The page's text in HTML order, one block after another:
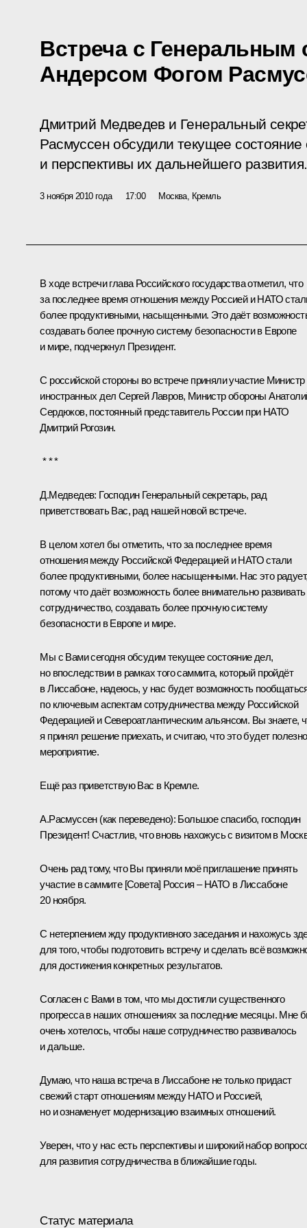
Встреча с Генеральным
Андерсом Фогом
Дмитрий Медведев и Генеральный
Расмуссен обсудили текущее
и перспективы их дальнейшего развития.
3 ноября 2010 года 17:00 Москва, Кремль
В ходе встречи глава Российского государства отметил, что
за последнее время отношения между Россией и НАТО
более продуктивными, насыщенными. Это даёт
создавать более прочную систему безопасности в Европе
и мире, подчеркнул Президент.
С российской стороны во встрече приняли участие Министр
иностранных дел Сергей Лавров, Министр обороны
Сердюков, постоянный представитель России при НАТО
Дмитрий Рогозин.
* * *
Д.Медведев: Господин Генеральный секретарь, рад
приветствовать Вас, рад нашей новой встрече.
В целом хотел бы отметить, что за последнее время
отношения между Российской Федерацией и НАТО стали
более продуктивными, более насыщенными. Нас это
потому что даёт возможность более внимательно развивать
сотрудничество, создавать более прочную систему
безопасности в Европе и мире.
Мы с Вами сегодня обсудим текущее состояние дел,
но впоследствии в рамках того саммита, который пройдёт
в Лиссабоне, надеюсь, у нас будет возможность
по ключевым аспектам сотрудничества между Российской
Федерацией и Североатлантическим альянсом. Вы знаете,
я принял решение приехать, и считаю, что это будет
мероприятие.
Ещё раз приветствую Вас в Кремле.
А.Расмуссен (как переведено): Большое спасибо, господин
Президент! Счастлив, что вновь нахожусь с визитом в
Очень рад тому, что Вы приняли моё приглашение принять
участие в саммите [Совета] Россия – НАТО в Лиссабоне
20 ноября.
С нетерпением жду продуктивного заседания и нахожусь
для того, чтобы подготовить встречу и сделать всё
для достижения конкретных результатов.
Согласен с Вами в том, что мы достигли существенного
прогресса в наших отношениях за последние месяцы. Мне
очень хотелось, чтобы наше сотрудничество развивалось
и дальше.
Думаю, что наша встреча в Лиссабоне не только придаст
свежий старт отношениям между НАТО и Россией,
но и ознаменует модернизацию взаимных отношений.
Уверен, что у нас есть перспективы и широкий набор
для развития сотрудничества в ближайшие годы.
Статус материала